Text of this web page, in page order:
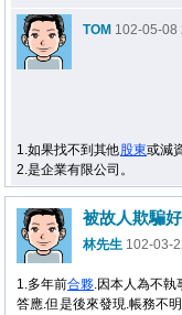
TOM 102-05-08
1.如果找不到其他股東或減
2.是企業有限公司。
被故人欺騙
林先生 102-03-
1.多年前合夥.因本人為不執
答應.但是後來發現.帳務不